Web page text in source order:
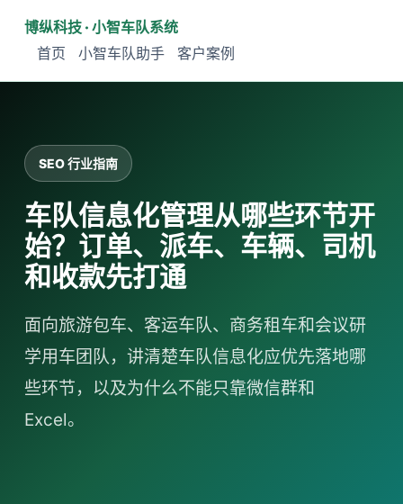
博纵科技 · 小智车队系统
首页
小智车队助手 客户案例
SEO 行业指南
车队信息化管理从哪些环节开
始？订单、派车、车辆、司机
和收款先打通
面向旅游包车、客运车队、商务租车和会议研
学用车团队，讲清楚车队信息化应优先落地哪
些环节，以及为什么不能只靠微信群和
Excel。